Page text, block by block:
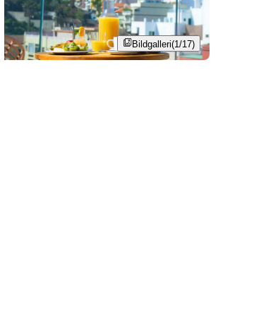
Bildgalleri(1/17)